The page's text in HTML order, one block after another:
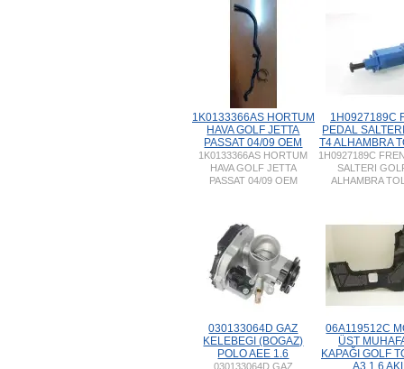
1K0133366AS HORTUM
HAVA GOLF JETTA
PASSAT 04/09 OEM
1K0133366AS HORTUM
HAVA GOLF JETTA
PASSAT 04/09 OEM
1H0927189C
PEDAL
T4 ALHAMBRA
1H0927189C
SALTERI
ALHAMBRA
030133064D GAZ
KELEBEGI (BOGAZ)
POLO AEE 1.6
030133064D GAZ
06A119512C
ÜST
KAPAĞI GOLF
A3 1,6